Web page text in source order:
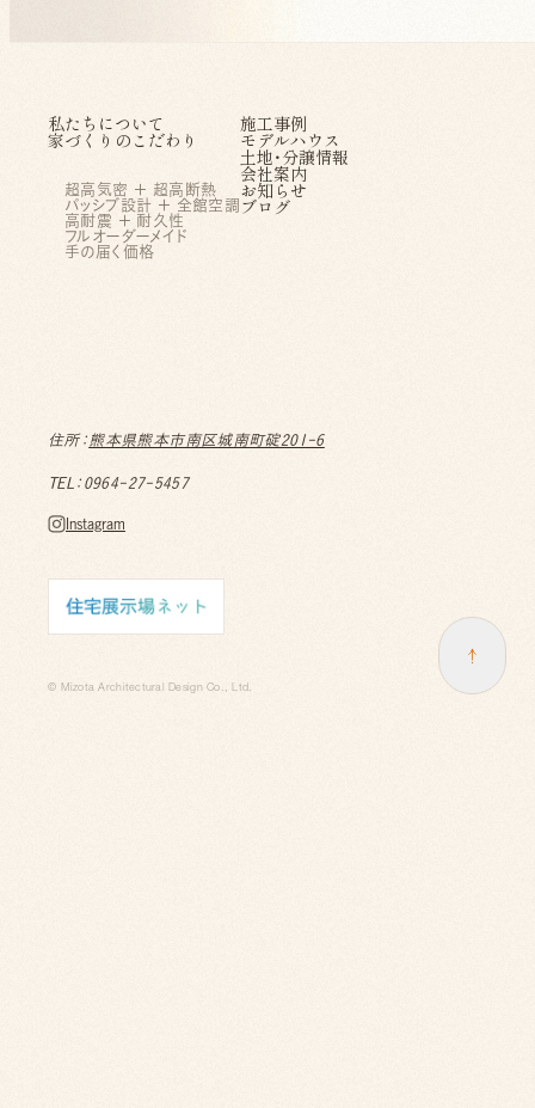
住所：熊本県熊本市南区城南町碇201-6
TEL：0964-27-5457
Instagram
私たちについて
家づくりのこだわり
超高気密 ＋ 超高断熱
パッシブ設計 ＋ 全館空調
高耐震 ＋ 耐久性
フルオーダーメイド
手の届く価格
施工事例
モデルハウス
土地・分譲情報
会社案内
お知らせ
ブログ
© Mizota Architectural Design Co., Ltd.